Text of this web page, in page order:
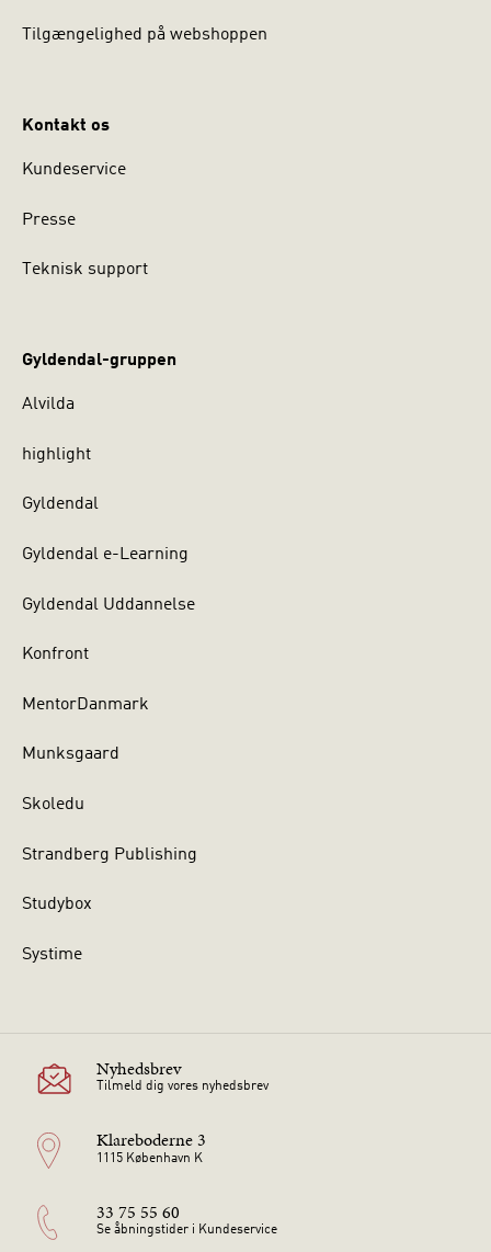
Tilgængelighed på webshoppen
Kontakt os
Kundeservice
Presse
Teknisk support
Gyldendal-gruppen
Alvilda
highlight
Gyldendal
Gyldendal e-Learning
Gyldendal Uddannelse
Konfront
MentorDanmark
Munksgaard
Skoledu
Strandberg Publishing
Studybox
Systime
Nyhedsbrev
Tilmeld dig vores nyhedsbrev
Klareboderne 3
1115 København K
33 75 55 60
Se åbningstider i Kundeservice